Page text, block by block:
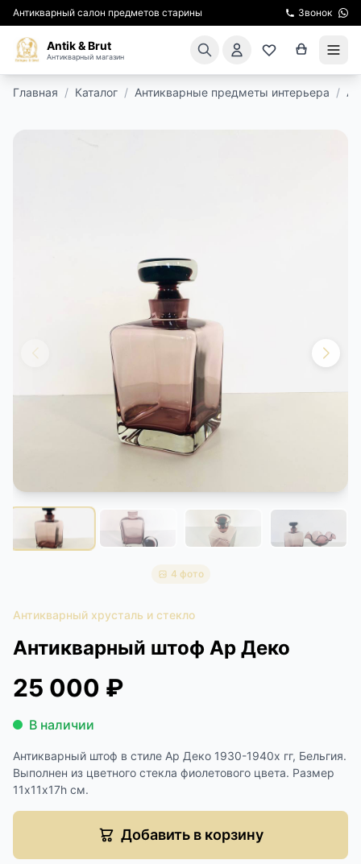
Антикварный салон предметов старины Звонок
Antik & Brut
Антикварный магазин
КУРСЫ ПО РЕСТАВРАЦИИ
ДОСТАВКА И ОПЛАТА
Главная / Каталог / Антикварные предметы интерьера /
4 фото
Антикварный хрусталь и стекло
Антикварный штоф Ар Деко
25 000 ₽
В наличии
Антикварный штоф в стиле Ар Деко 1930-1940х гг, Бельгия.
Выполнен из цветного стекла фиолетового цвета. Размер
11х11х17h см.
Добавить в корзину